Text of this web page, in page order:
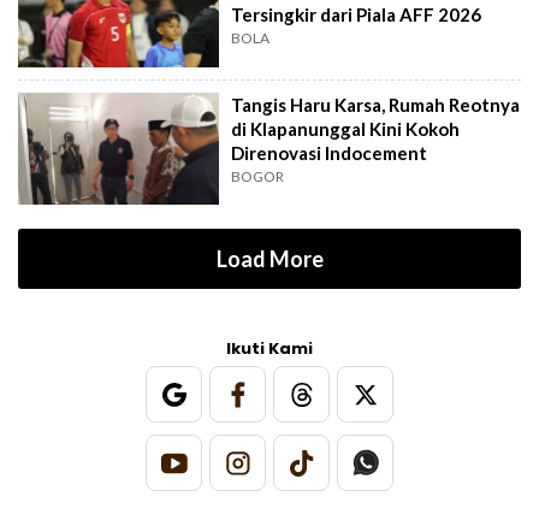
Tersingkir dari Piala AFF 2026
BOLA
Tangis Haru Karsa, Rumah Reotnya
di Klapanunggal Kini Kokoh
Direnovasi Indocement
BOGOR
Load More
Ikuti Kami